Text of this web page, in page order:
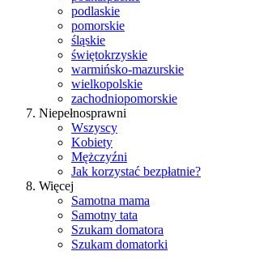
podlaskie
pomorskie
śląskie
świętokrzyskie
warmińsko-mazurskie
wielkopolskie
zachodniopomorskie
Niepełnosprawni
Wszyscy
Kobiety
Mężczyźni
Jak korzystać bezpłatnie?
Więcej
Samotna mama
Samotny tata
Szukam domatora
Szukam domatorki